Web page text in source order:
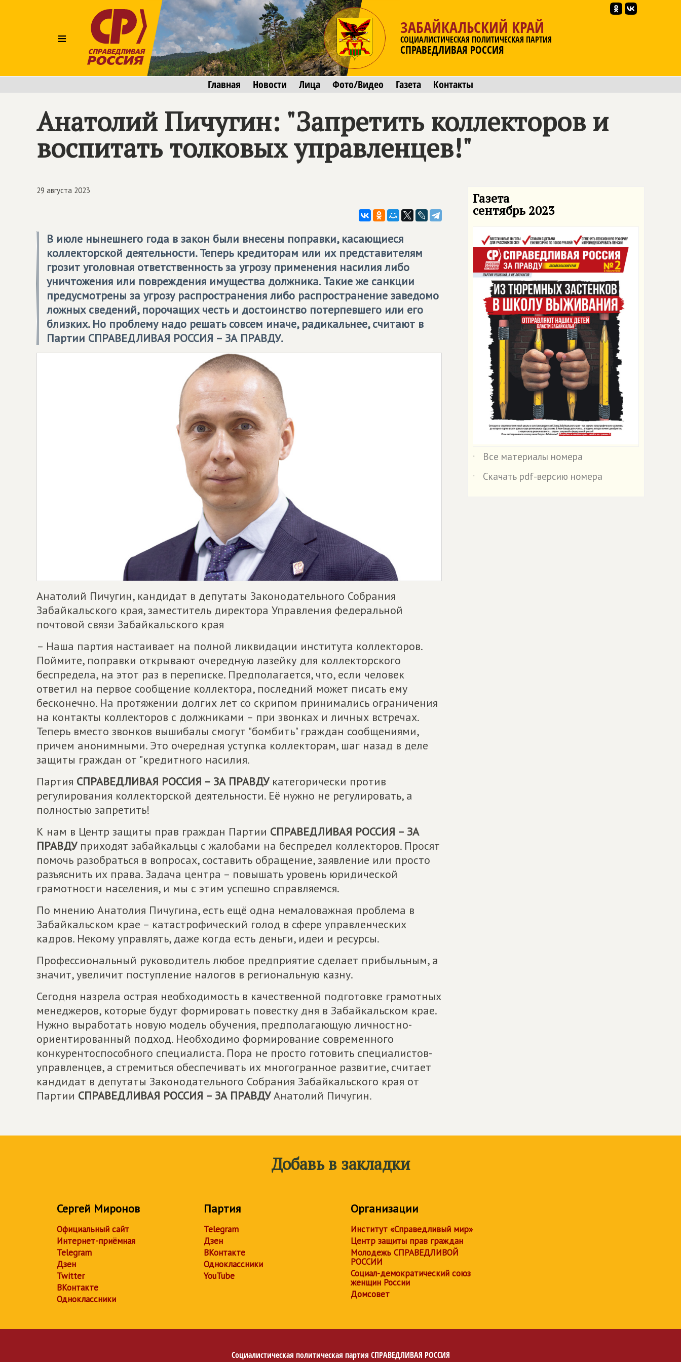
≡
ЗАБАЙКАЛЬСКИЙ КРАЙ
СОЦИАЛИСТИЧЕСКАЯ ПОЛИТИЧЕСКАЯ ПАРТИЯ
СПРАВЕДЛИВАЯ РОССИЯ
Главная Новости Лица Фото/Видео Газета Контакты
Анатолий Пичугин: "Запретить коллекторов и
воспитать толковых управленцев!"
29 августа 2023
В июле нынешнего года в закон были внесены поправки, касающиеся
коллекторской деятельности. Теперь кредиторам или их представителям
грозит уголовная ответственность за угрозу применения насилия либо
уничтожения или повреждения имущества должника. Такие же санкции
предусмотрены за угрозу распространения либо распространение заведомо
ложных сведений, порочащих честь и достоинство потерпевшего или его
близких. Но проблему надо решать совсем иначе, радикальнее, считают в
Партии СПРАВЕДЛИВАЯ РОССИЯ – ЗА ПРАВДУ.
Анатолий Пичугин, кандидат в депутаты Законодательного Собрания
Забайкальского края, заместитель директора Управления федеральной
почтовой связи Забайкальского края
– Наша партия настаивает на полной ликвидации института коллекторов.
Поймите, поправки открывают очередную лазейку для коллекторского
беспредела, на этот раз в переписке. Предполагается, что, если человек
ответил на первое сообщение коллектора, последний может писать ему
бесконечно. На протяжении долгих лет со скрипом принимались ограничения
на контакты коллекторов с должниками – при звонках и личных встречах.
Теперь вместо звонков вышибалы смогут "бомбить" граждан сообщениями,
причем анонимными. Это очередная уступка коллекторам, шаг назад в деле
защиты граждан от "кредитного насилия.
Партия СПРАВЕДЛИВАЯ РОССИЯ – ЗА ПРАВДУкатегорически против
регулирования коллекторской деятельности. Её нужно не регулировать, а
полностью запретить!
К нам в Центр защиты прав граждан Партии СПРАВЕДЛИВАЯ РОССИЯ – ЗА
ПРАВДУприходят забайкальцы с жалобами на беспредел коллекторов. Просят
помочь разобраться в вопросах, составить обращение, заявление или просто
разъяснить их права. Задача центра – повышать уровень юридической
грамотности населения, и мы с этим успешно справляемся.
По мнению Анатолия Пичугина, есть ещё одна немаловажная проблема в
Забайкальском крае – катастрофический голод в сфере управленческих
кадров. Некому управлять, даже когда есть деньги, идеи и ресурсы.
Профессиональный руководитель любое предприятие сделает прибыльным, а
значит, увеличит поступление налогов в региональную казну.
Сегодня назрела острая необходимость в качественной подготовке грамотных
менеджеров, которые будут формировать повестку дня в Забайкальском крае.
Нужно выработать новую модель обучения, предполагающую личностно-
ориентированный подход. Необходимо формирование современного
конкурентоспособного специалиста. Пора не просто готовить специалистов-
управленцев, а стремиться обеспечивать их многогранное развитие, считает
кандидат в депутаты Законодательного Собрания Забайкальского края от
Партии СПРАВЕДЛИВАЯ РОССИЯ – ЗА ПРАВДУАнатолий Пичугин.
Газета
сентябрь 2023
˙
Все материалы номера
˙
Скачать pdf-версию номера
Добавь в закладки
Сергей Миронов
Официальный сайт
Интернет-приёмная
Telegram
Дзен
Twitter
ВКонтакте
Одноклассники
Партия
Telegram
Дзен
ВКонтакте
Одноклассники
YouTube
Организации
Институт «Справедливый мир»
Центр защиты прав граждан
Молодежь СПРАВЕДЛИВОЙ
РОССИИ
Социал-демократический союз
женщин России
Домсовет
Социалистическая политическая партия СПРАВЕДЛИВАЯ РОССИЯ